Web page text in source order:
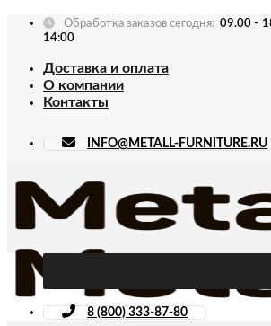
Skip
Обработка заказов сегодня: 09.00 -
14:00
Доставка и оплата
О компании
Контакты
INFO@METALL-FURNITURE.RU
8 (800) 333-87-80